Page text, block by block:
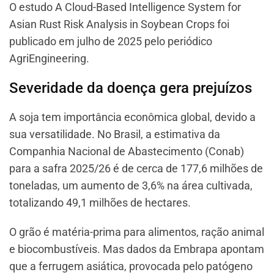
O estudo A Cloud-Based Intelligence System for
Asian Rust Risk Analysis in Soybean Crops foi
publicado em julho de 2025 pelo periódico
AgriEngineering.
Severidade da doença gera prejuízos
A soja tem importância econômica global, devido a
sua versatilidade. No Brasil, a estimativa da
Companhia Nacional de Abastecimento (Conab)
para a safra 2025/26 é de cerca de 177,6 milhões de
toneladas, um aumento de 3,6% na área cultivada,
totalizando 49,1 milhões de hectares.
O grão é matéria-prima para alimentos, ração animal
e biocombustíveis. Mas dados da Embrapa apontam
que a ferrugem asiática, provocada pelo patógeno